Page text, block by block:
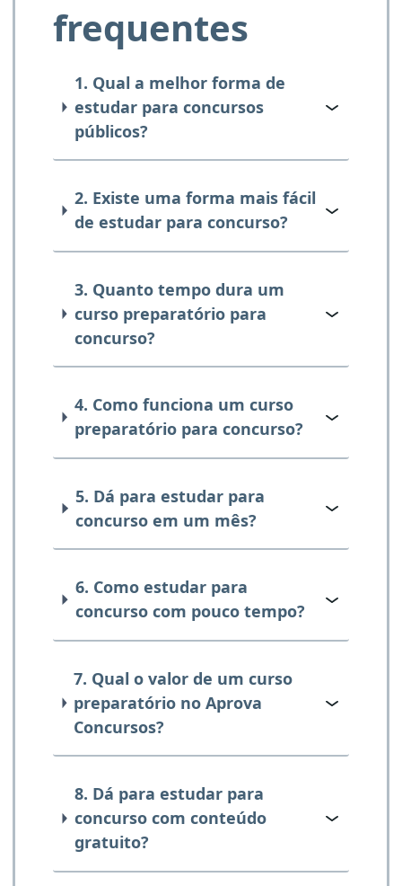
frequentes
1. Qual a melhor forma de
estudar para concursos
públicos?
2. Existe uma forma mais fácil
de estudar para concurso?
3. Quanto tempo dura um
curso preparatório para
concurso?
4. Como funciona um curso
preparatório para concurso?
5. Dá para estudar para
concurso em um mês?
6. Como estudar para
concurso com pouco tempo?
7. Qual o valor de um curso
preparatório no Aprova
Concursos?
8. Dá para estudar para
concurso com conteúdo
gratuito?